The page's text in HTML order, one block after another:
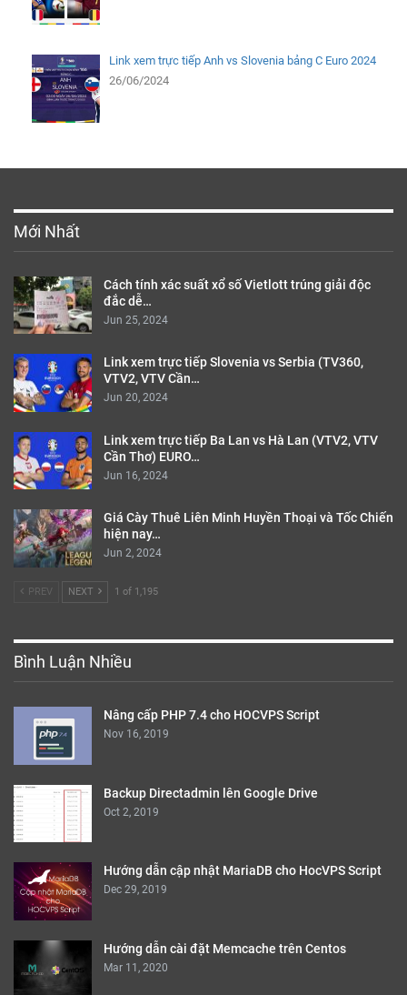
Link xem trực tiếp Anh vs Slovenia bảng C Euro 2024
26/06/2024
Mới Nhất
Cách tính xác suất xổ số Vietlott trúng giải độc
đắc dễ…
Jun 25, 2024
Link xem trực tiếp Slovenia vs Serbia (TV360,
VTV2, VTV Cần…
Jun 20, 2024
Link xem trực tiếp Ba Lan vs Hà Lan (VTV2, VTV
Cần Thơ) EURO…
Jun 16, 2024
Giá Cày Thuê Liên Minh Huyền Thoại và Tốc Chiến
hiện nay…
Jun 2, 2024
PREV NEXT 1 of 1,195
Bình Luận Nhiều
Nâng cấp PHP 7.4 cho HOCVPS Script
Nov 16, 2019
Backup Directadmin lên Google Drive
Oct 2, 2019
Hướng dẫn cập nhật MariaDB cho HocVPS Script
Dec 29, 2019
Hướng dẫn cài đặt Memcache trên Centos
Mar 11, 2020